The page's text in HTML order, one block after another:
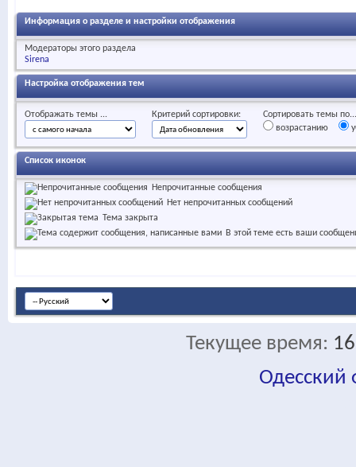
Информация о разделе и настройки отображения
Модераторы этого раздела
Sirena
Настройка отображения тем
Отображать темы ... Критерий сортировки:
Сортировать темы по...
возрастанию
Список иконок
Непрочитанные сообщения
Нет непрочитанных сообщений
Тема закрыта
В этой теме есть ваши
Текущее время:
Одесский